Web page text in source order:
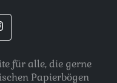
für alle, die gerne
Papierbögen